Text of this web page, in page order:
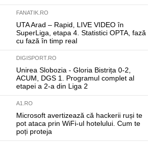
FANATIK.RO
UTA Arad – Rapid, LIVE VIDEO în
SuperLiga, etapa 4. Statistici OPTA, fază
cu fază în timp real
DIGISPORT.RO
Unirea Slobozia - Gloria Bistrița 0-2,
ACUM, DGS 1. Programul complet al
etapei a 2-a din Liga 2
A1.RO
Microsoft avertizează că hackerii ruși te
pot ataca prin WiFi-ul hotelului. Cum te
poți proteja